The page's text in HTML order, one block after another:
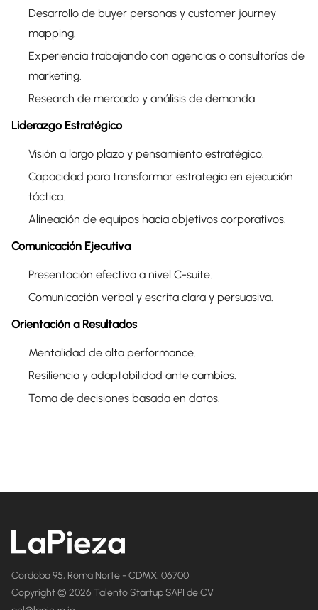
Desarrollo de buyer personas y customer journey
mapping.
Experiencia trabajando con agencias o consultorías de
marketing.
Research de mercado y análisis de demanda.
Liderazgo Estratégico
Visión a largo plazo y pensamiento estratégico.
Capacidad para transformar estrategia en ejecución
táctica.
Alineación de equipos hacia objetivos corporativos.
Comunicación Ejecutiva
Presentación efectiva a nivel C-suite.
Comunicación verbal y escrita clara y persuasiva.
Orientación a Resultados
Mentalidad de alta performance.
Resiliencia y adaptabilidad ante cambios.
Toma de decisiones basada en datos.
Cordoba 95, Roma Norte - CDMX, 06700
Copyright © 2026 Talento Startup SAPI de CV